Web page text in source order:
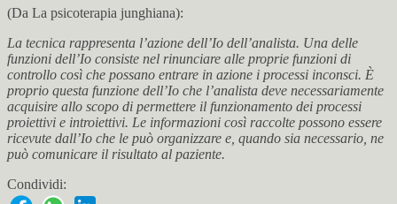
(Da La psicoterapia junghiana):
La tecnica rappresenta l’azione dell’Io dell’analista. Una delle
funzioni dell’Io consiste nel rinunciare alle proprie funzioni di
controllo così che possano entrare in azione i processi inconsci. È
proprio questa funzione dell’Io che l’analista deve necessariamente
acquisire allo scopo di permettere il funzionamento dei processi
proiettivi e introiettivi. Le informazioni così raccolte possono essere
ricevute dall’Io che le può organizzare e, quando sia necessario, ne
può comunicare il risultato al paziente.
Condividi: